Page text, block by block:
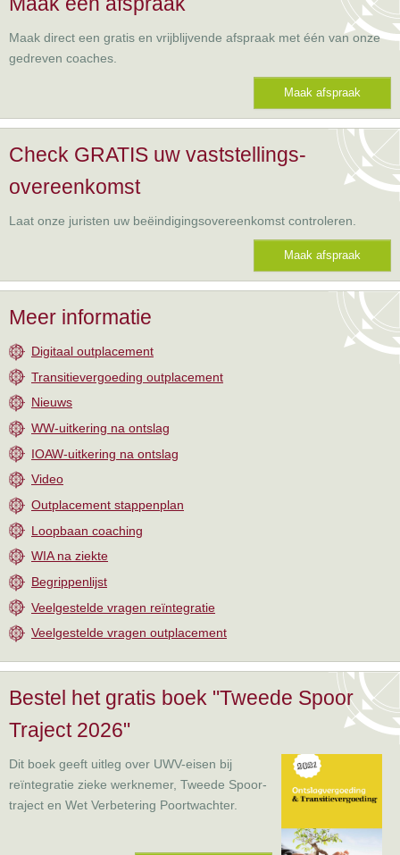
Maak direct een gratis en vrijblijvende afspraak met één van onze
gedreven coaches.
Maak afspraak
Check GRATIS uw vaststellings-
overeenkomst
Laat onze juristen uw beëindigingsovereenkomst controleren.
Maak afspraak
Meer informatie
Digitaal outplacement
Transitievergoeding outplacement
Nieuws
WW-uitkering na ontslag
IOAW-uitkering na ontslag
Video
Outplacement stappenplan
Loopbaan coaching
WIA na ziekte
Begrippenlijst
Veelgestelde vragen reïntegratie
Veelgestelde vragen outplacement
Bestel het gratis boek "Tweede Spoor
Traject 2026"
Dit boek geeft uitleg over UWV-eisen bij
reïntegratie zieke werknemer, Tweede Spoor-
traject en Wet Verbetering Poortwachter.